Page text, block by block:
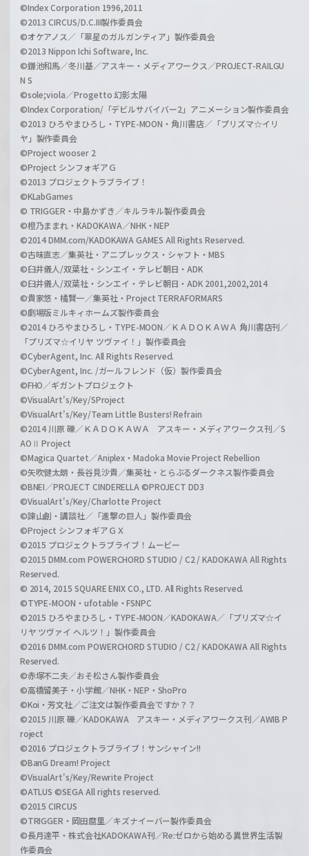
©Index Corporation 1996,2011
©2013 CIRCUS/D.C.III製作委員会
©オケアノス／「翠星のガルガンティア」製作委員会
©2013 Nippon Ichi Software, Inc.
©鎌池和馬／冬川基／アスキー・メディアワークス／PROJECT-RAILGU
N S
©sole;viola／Progetto 幻影太陽
©Index Corporation/「デビルサバイバー2」アニメーション製作委員会
©2013 ひろやまひろし・TYPE-MOON・角川書店／「プリズマ☆イリ
ヤ」製作委員会
©Project wooser 2
©Project シンフォギアＧ
©2013 プロジェクトラブライブ！
©KLabGames
© TRIGGER・中島かずき／キルラキル製作委員会
©橙乃ままれ・KADOKAWA／NHK・NEP
©2014 DMM.com/KADOKAWA GAMES All Rights Reserved.
©古味直志／集英社・アニプレックス・シャフト・MBS
©臼井儀人/双葉社・シンエイ・テレビ朝日・ADK
©臼井儀人/双葉社・シンエイ・テレビ朝日・ADK 2001,2002,2014
©貴家悠・橘賢一／集英社・Project TERRAFORMARS
©劇場版ミルキィホームズ製作委員会
©2014 ひろやまひろし・TYPE-MOON／ＫＡＤＯＫＡＷＡ 角川書店刊／
「プリズマ☆イリヤ ツヴァイ！」製作委員会
©CyberAgent, Inc. All Rights Reserved.
©CyberAgent, Inc. /ガールフレンド（仮）製作委員会
©FHO／ギガントプロジェクト
©VisualArt's/Key/SProject
©VisualArt's/Key/Team Little Busters! Refrain
©2014 川原 礫／ＫＡＤＯＫＡＷＡ アスキー・メディアワークス刊／S
AOⅡ Project
©Magica Quartet／Aniplex・Madoka Movie Project Rebellion
©矢吹健太朗・長谷見沙貴／集英社・とらぶるダークネス製作委員会
©BNEI／PROJECT CINDERELLA ©PROJECT DD3
©VisualArt's/Key/Charlotte Project
©諫山創・講談社／「進撃の巨人」製作委員会
©Project シンフォギアＧＸ
©2015 プロジェクトラブライブ！ムービー
©2015 DMM.com POWERCHORD STUDIO / C2 / KADOKAWA All Rights
Reserved.
© 2014, 2015 SQUARE ENIX CO., LTD. All Rights Reserved.
©TYPE-MOON・ufotable・FSNPC
©2015 ひろやまひろし・TYPE-MOON／KADOKAWA／「プリズマ☆イ
リヤ ツヴァイ ヘルツ！」製作委員会
©2016 DMM.com POWERCHORD STUDIO / C2 / KADOKAWA All Rights
Reserved.
©赤塚不二夫／おそ松さん製作委員会
©高橋留美子・小学館／NHK・NEP・ShoPro
©Koi・芳文社／ご注文は製作委員会ですか？？
©2015 川原 礫／KADOKAWA アスキー・メディアワークス刊／AWIB P
roject
©2016 プロジェクトラブライブ！サンシャイン!!
©BanG Dream! Project
©VisualArt's/Key/Rewrite Project
©ATLUS ©SEGA All rights reserved.
©2015 CIRCUS
©TRIGGER・岡田麿里／キズナイーバー製作委員会
©長月達平・株式会社KADOKAWA刊／Re:ゼロから始める異世界生活製
作委員会